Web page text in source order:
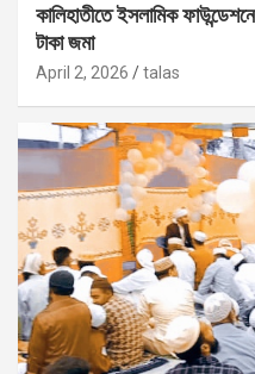
কালিহাতীতে ইসলামিক
টাকা জমা
April 2, 2026 talas